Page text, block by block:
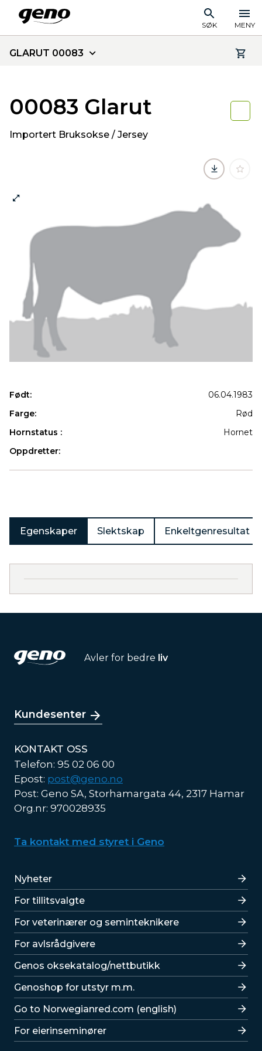
SØK MENY
GLARUT 00083
00083 Glarut
Importert Bruksokse / Jersey
Født:
06.04.1983
Farge:
Rød
Hornstatus :
Hornet
Oppdretter:
Egenskaper Slektskap Enkeltgenresultat
Avler for bedre liv
Kundesenter
KONTAKT OSS
Telefon: 95 02 06 00
Epost: post@geno.no
Post: Geno SA, Storhamargata 44, 2317 Hamar
Org.nr: 970028935
Ta kontakt med styret i Geno
Lenker
Nyheter
For tillitsvalgte
For veterinærer og seminteknikere
For avlsrådgivere
Lenker
Genos oksekatalog/nettbutikk
Genoshop for utstyr m.m.
Go to Norwegianred.com (english)
For eierinseminører